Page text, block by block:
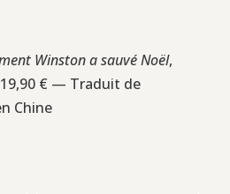
Winston a sauvé Noël,
€ — Traduit de
Chine